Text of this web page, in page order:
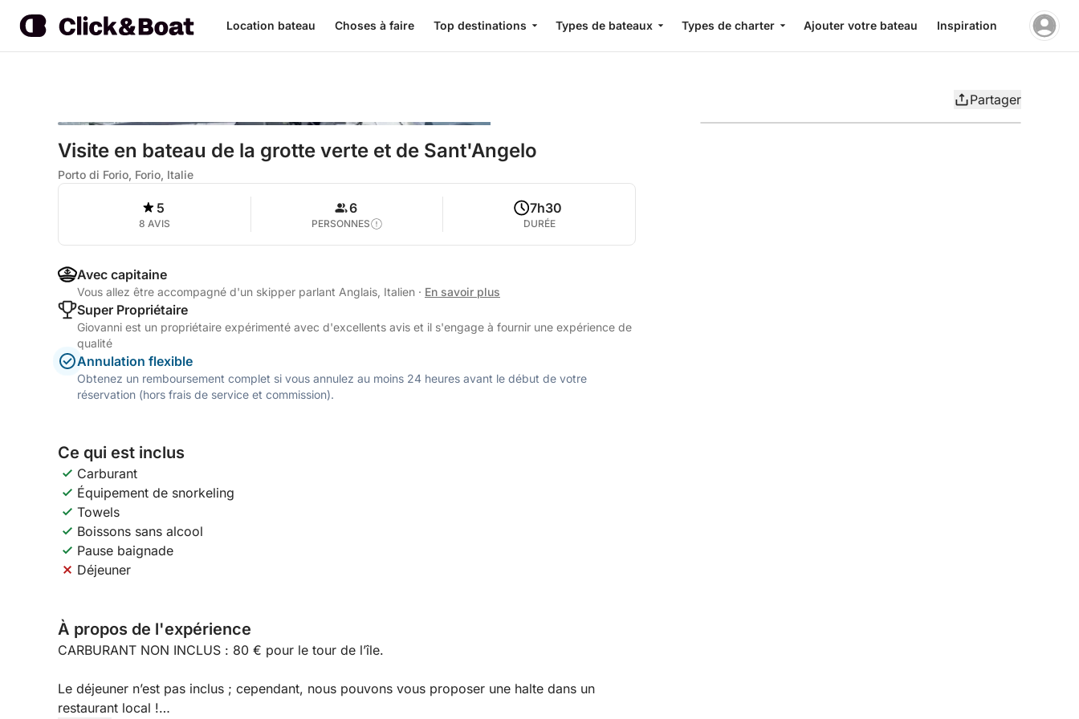
Location bateau Choses à faire Top destinations Types de bateaux Types de charter Ajouter votre bateau Inspiration
Partager
Visite en bateau de la grotte verte et de Sant'Angelo
Porto di Forio, Forio, Italie
5
8 AVIS
6
PERSONNES
7h30
DURÉE
Avec capitaine
Vous allez être accompagné d'un skipper parlant Anglais, Italien · En savoir plus
Super Propriétaire
Giovanni est un propriétaire expérimenté avec d'excellents avis et il s'engage à fournir une expérience de
qualité
Annulation flexible
Obtenez un remboursement complet si vous annulez au moins 24 heures avant le début de votre
réservation (hors frais de service et commission).
Ce qui est inclus
Carburant
Équipement de snorkeling
Towels
Boissons sans alcool
Pause baignade
Déjeuner
À propos de l'expérience
CARBURANT NON INCLUS : 80 € pour le tour de l’île.
Le déjeuner n’est pas inclus ; cependant, nous pouvons vous proposer une halte dans un
restaurant local !